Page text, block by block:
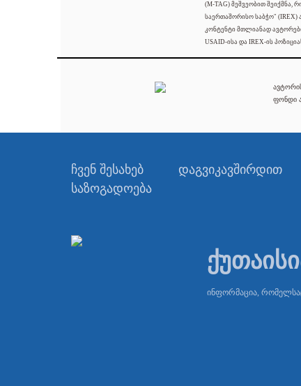
(M-TAG) მეშვეობით შეიქმნა,
საერთაშორისო საბჭო" (IREX)
კონტენტი მთლიანად
USAID-ისა და IREX-ის
ფონდი
ჩვენ შესახებ
დაგვიკავშირდით
საზოგადოება
ინფორმაცია,